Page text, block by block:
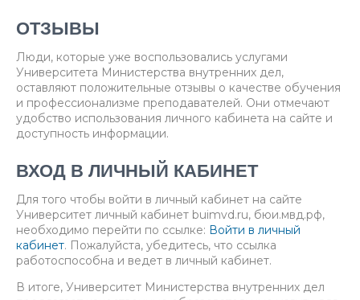
ОТЗЫВЫ
Люди, которые уже воспользовались услугами
Университета Министерства внутренних дел,
оставляют положительные отзывы о качестве обучения
и профессионализме преподавателей. Они отмечают
удобство использования личного кабинета на сайте и
доступность информации.
ВХОД В ЛИЧНЫЙ КАБИНЕТ
Для того чтобы войти в личный кабинет на сайте
Университет личный кабинет buimvd.ru, бюи.мвд.рф,
необходимо перейти по ссылке: Войти в личный
кабинет. Пожалуйста, убедитесь, что ссылка
работоспособна и ведет в личный кабинет.
В итоге, Университет Министерства внутренних дел